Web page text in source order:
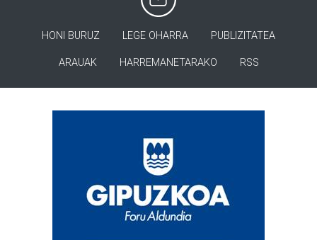
HONI BURUZ LEGE OHARRA PUBLIZITATEA
ARAUAK HARREMANETARAKO RSS